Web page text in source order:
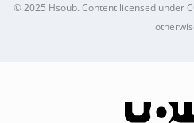
© 2025 Hsoub.Content licensed under